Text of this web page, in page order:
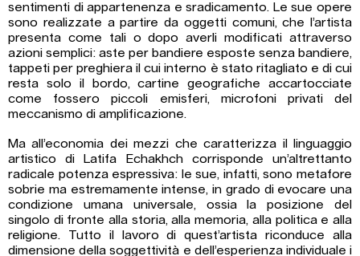
sentimenti di appartenenza e sradicamento. Le sue opere
sono realizzate a partire da oggetti comuni, che l’artista
presenta come tali o dopo averli modificati attraverso
azioni semplici: aste per bandiere esposte senza bandiere,
tappeti per preghiera il cui interno è stato ritagliato e di cui
resta solo il bordo, cartine geografiche accartocciate
come fossero piccoli emisferi, microfoni privati del
meccanismo di amplificazione.
Ma all’economia dei mezzi che caratterizza il linguaggio
artistico di Latifa Echakhch corrisponde un’altrettanto
radicale potenza espressiva: le sue, infatti, sono metafore
sobrie ma estremamente intense, in grado di evocare una
condizione umana universale, ossia la posizione del
singolo di fronte alla storia, alla memoria, alla politica e alla
religione. Tutto il lavoro di quest’artista riconduce alla
dimensione della soggettività e dell’esperienza individuale i